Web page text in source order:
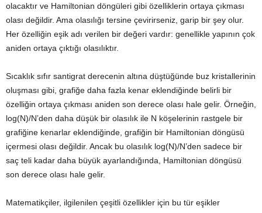
olacaktır ve Hamiltonian döngüleri gibi özelliklerin ortaya çıkması
olası değildir. Ama olasılığı tersine çevirirseniz, garip bir şey olur.
Her özelliğin eşik adı verilen bir değeri vardır: genellikle yapının çok
aniden ortaya çıktığı olasılıktır.
Sıcaklık sıfır santigrat derecenin altına düştüğünde buz kristallerinin
oluşması gibi, grafiğe daha fazla kenar eklendiğinde belirli bir
özelliğin ortaya çıkması aniden son derece olası hale gelir. Örneğin,
log(N)/N’den daha düşük bir olasılık ile N köşelerinin rastgele bir
grafiğine kenarlar eklendiğinde, grafiğin bir Hamiltonian döngüsü
içermesi olası değildir. Ancak bu olasılık log(N)/N’den sadece bir
saç teli kadar daha büyük ayarlandığında, Hamiltonian döngüsü
son derece olası hale gelir.
Matematikçiler, ilgilenilen çeşitli özellikler için bu tür eşikler